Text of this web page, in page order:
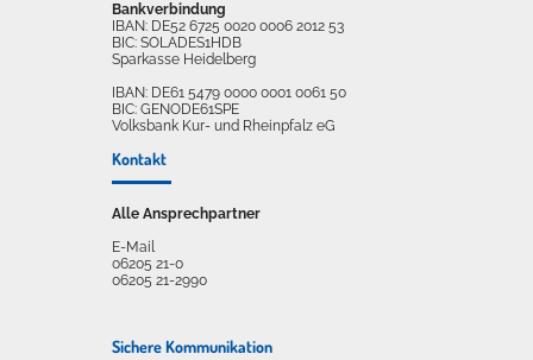
Bankverbindung
IBAN: DE52 6725 0020 0006 2012 53
BIC: SOLADES1HDB
Sparkasse Heidelberg
IBAN: DE61 5479 0000 0001 0061 50
BIC: GENODE61SPE
Volksbank Kur- und Rheinpfalz eG
Kontakt
Alle Ansprechpartner
E-Mail
06205 21-0
06205 21-2990
Sichere Kommunikation